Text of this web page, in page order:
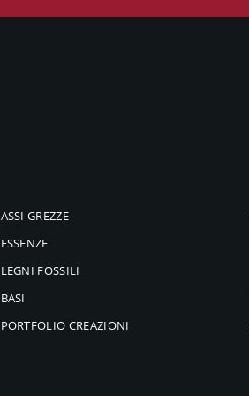
ASSI GREZZE
ESSENZE
LEGNI FOSSILI
BASI
PORTFOLIO CREAZIONI